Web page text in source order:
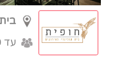
אירועים מודרני
בית חרות - מתחם M הדרך
כשר